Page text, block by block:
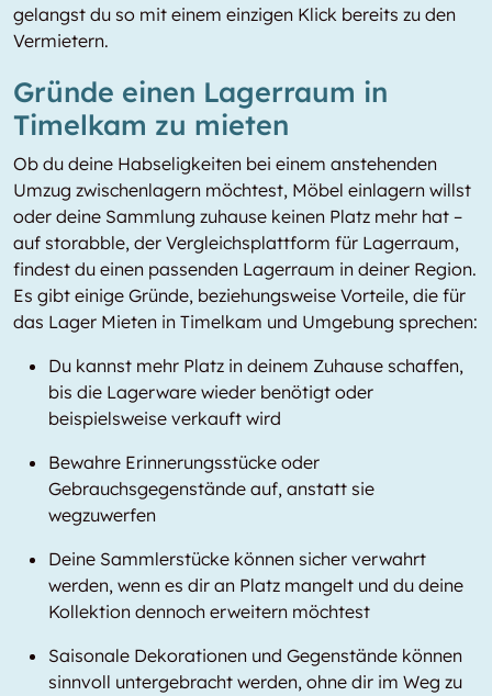
gelangst du so mit einem einzigen Klick bereits zu den
Vermietern.
Gründe einen Lagerraum in
Timelkam zu mieten
Ob du deine Habseligkeiten bei einem anstehenden
Umzug zwischenlagern möchtest, Möbel einlagern willst
oder deine Sammlung zuhause keinen Platz mehr hat –
auf storabble, der Vergleichsplattform für Lagerraum,
findest du einen passenden Lagerraum in deiner Region.
Es gibt einige Gründe, beziehungsweise Vorteile, die für
das Lager Mieten in Timelkam und Umgebung sprechen:
Du kannst mehr Platz in deinem Zuhause schaffen,
bis die Lagerware wieder benötigt oder
beispielsweise verkauft wird
Bewahre Erinnerungsstücke oder
Gebrauchsgegenstände auf, anstatt sie
wegzuwerfen
Deine Sammlerstücke können sicher verwahrt
werden, wenn es dir an Platz mangelt und du deine
Kollektion dennoch erweitern möchtest
Saisonale Dekorationen und Gegenstände können
sinnvoll untergebracht werden, ohne dir im Weg zu